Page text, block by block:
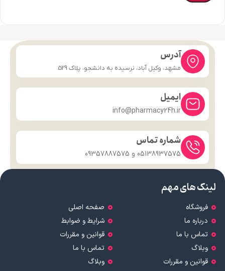
آدرس
مشهد، وکیل آباد، نرسیده به دانشجو، پلاک 529
ایمیل
info@pharmacy24h.ir
شماره تماس
05138937575 و 09357887575
لینک های مهم
فروشگاه
درباره ما
تماس با ما
وبلاگ
قوانین و مقررات
صفحه اصلی
شرایط و ضوابط
قوانین و مقررات
تماس با ما
وبلاگ